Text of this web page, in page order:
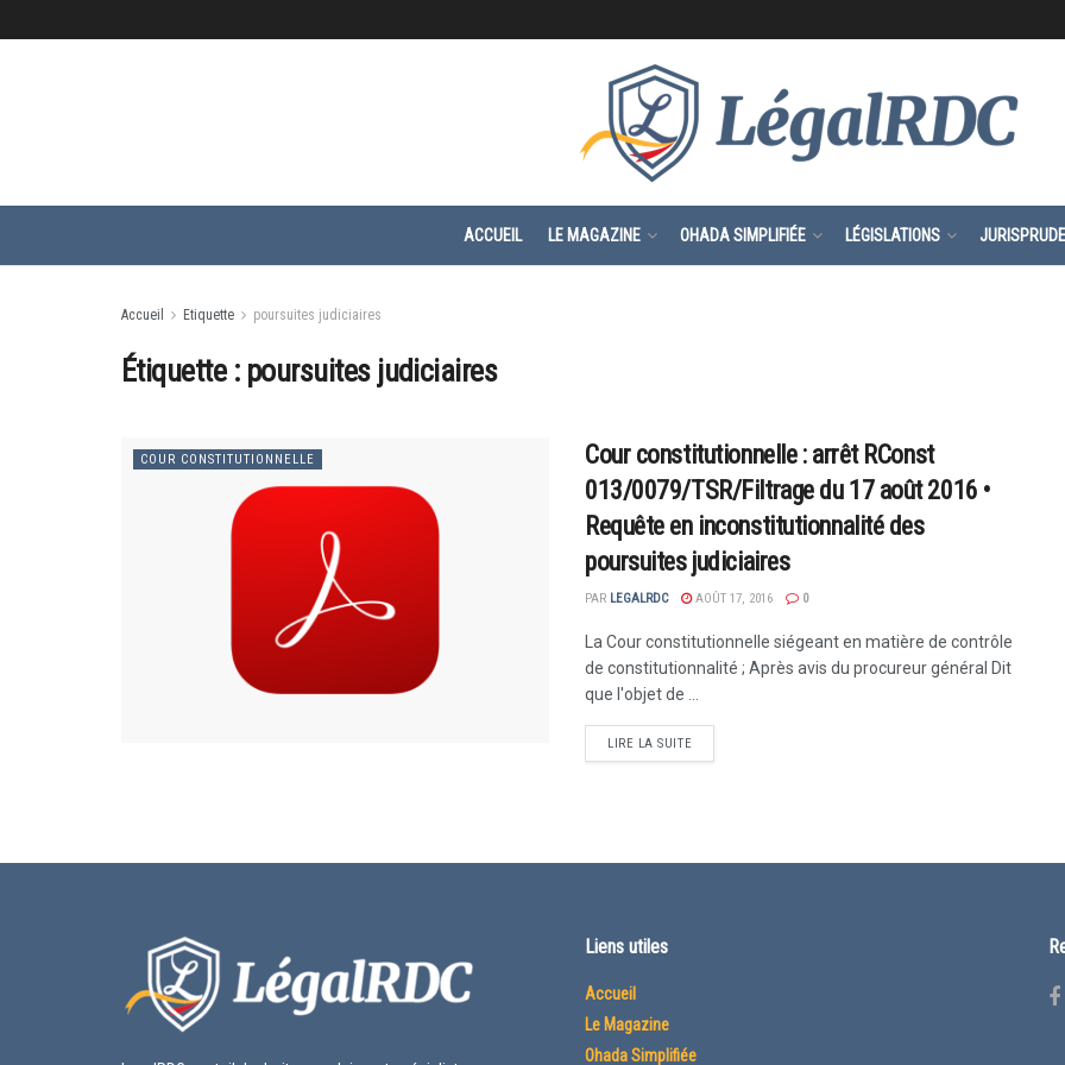
ACCUEIL LE MAGAZINE OHADA SIMPLIFIÉE LÉGISLATIONS
Accueil Etiquette poursuites judiciaires
Étiquette : poursuites judiciaires
COUR CONSTITUTIONNELLE
Cour constitutionnelle : arrêt RConst
013/0079/TSR/Filtrage du 17 août 2016 •
Requête en inconstitutionnalité des
poursuites judiciaires
PAR LEGALRDC AOÛT 17, 2016 0
La Cour constitutionnelle siégeant en matière de contrôle
de constitutionnalité ; Après avis du procureur général Dit
que I'objet de ...
LIRE LA SUITE
Liens utiles
Accueil
Le Magazine
Ohada Simplifiée